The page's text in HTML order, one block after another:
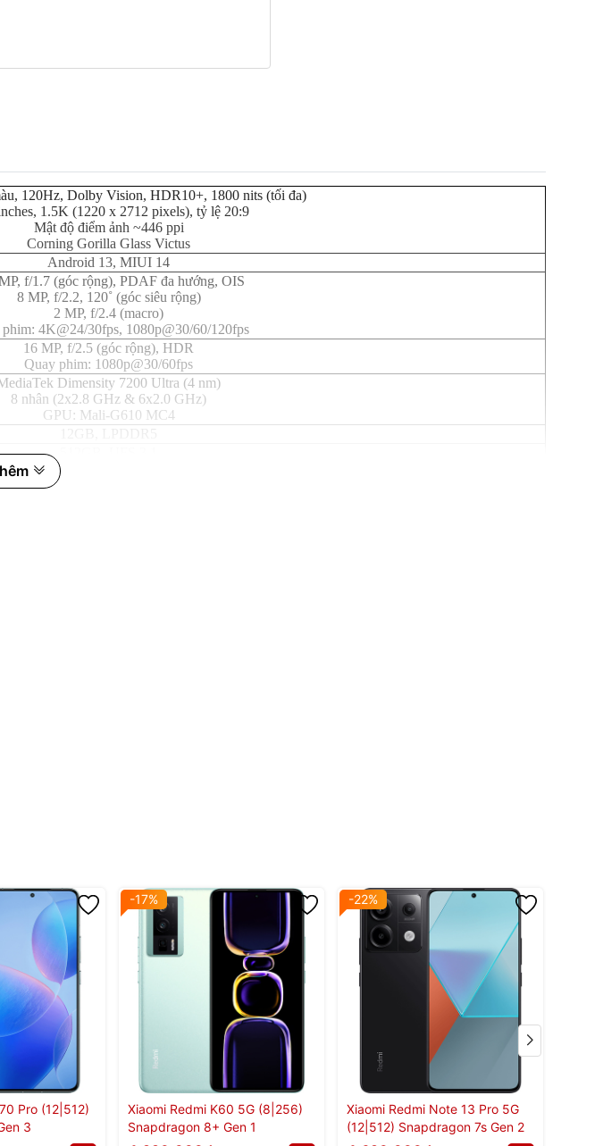
120Hz, Dolby Vision, HDR10+, 1800 nits (tối đa)
1.5K (1220 x 2712 pixels), tỷ lệ 20:9
Mật độ điểm ảnh ~446 ppi
Corning Gorilla Glass Victus
Android 13, MIUI 14
f/1.7 (góc rộng), PDAF đa hướng, OIS
8 MP, f/2.2, 120˚ (góc siêu rộng)
2 MP, f/2.4 (macro)
4K@24/30fps, 1080p@30/60/120fps
16 MP, f/2.5 (góc rộng), HDR
Quay phim: 1080p@30/60fps
Dimensity 7200 Ultra (4 nm)
8 nhân (2x2.8 GHz & 6x2.0 GHz)
GPU: Mali-G610 MC4
2 SIM, Nano SIM
Pro (12|512)
3
-17%
Xiaomi Redmi K60 5G (8|256)
Snapdragon 8+ Gen 1
-22%
Xiaomi Redmi Note 13 Pro 5G
(12|512) Snapdragon 7s Gen 2